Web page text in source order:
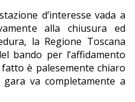
d’interesse vada a
alla chiusura ed
la Regione Toscana
bando per l’affidamento
è palesemente chiaro
va completamente a